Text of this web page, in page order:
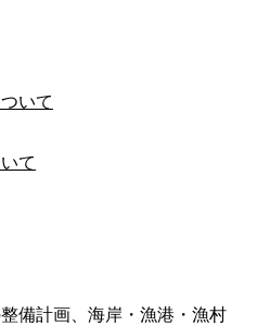
いて
て
備計画、海岸・漁港・漁村